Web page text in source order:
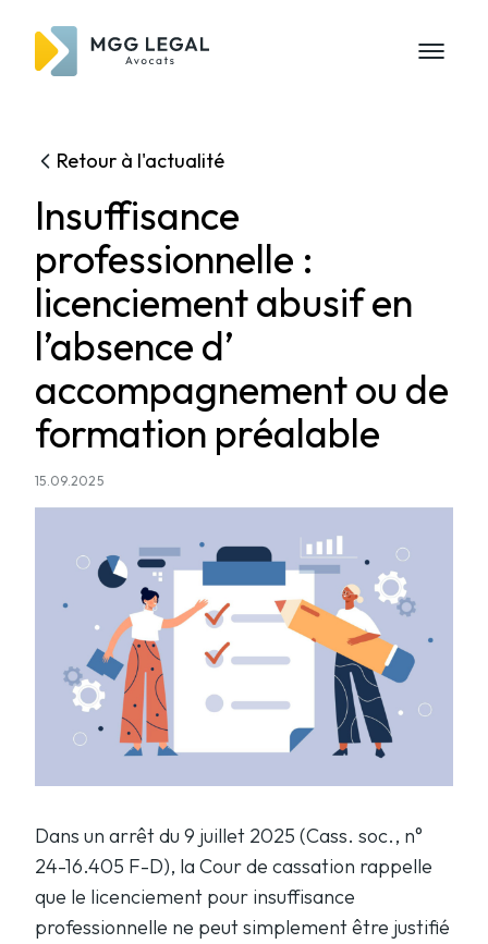
Retour à l'actualité
Insuffisance
professionnelle :
licenciement abusif en
l’absence d’
accompagnement ou de
formation préalable
15.09.2025
Dans un arrêt du 9 juillet 2025 (Cass. soc., n°
24-16.405 F-D), la Cour de cassation rappelle
que le licenciement pour insuffisance
professionnelle ne peut simplement être justifié